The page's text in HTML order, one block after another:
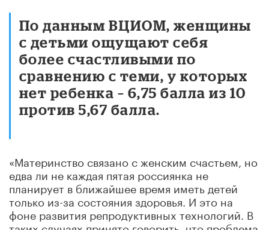
По данным ВЦИОМ, женщины
с детьми ощущают себя
более счастливыми по
сравнению с теми, у которых
нет ребенка – 6,75 балла из 10
против 5,67 балла.
«Материнство связано с женским счастьем, но
едва ли не каждая пятая россиянка не
планирует в ближайшее время иметь детей
только из-за состояния здоровья. И это на
фоне развития репродуктивных технологий. В